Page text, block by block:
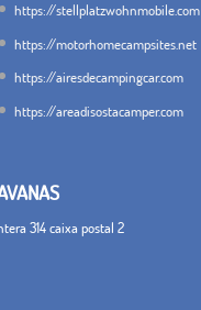
https://stellplatzwohnmobile.com
https://motorhomecampsites.net
https://airesdecampingcar.com
https://areadisostacamper.com
314 caixa postal 2